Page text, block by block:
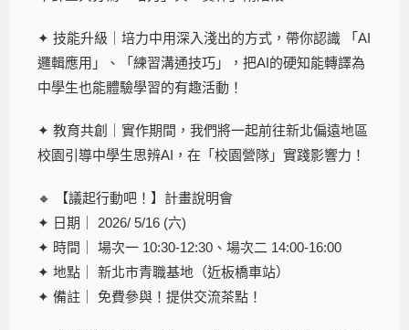
✦ 技能升級｜培力中用深入淺出的方式，帶你認識 「AI
邏輯應用」、「練習溝通技巧」，把AI的硬知能轉譯為
中學生也能體驗學習的有趣活動！
✦ 教育共創｜實作期間，我們將一起前往新北偏遠地區
校園引導中學生思辨AI，在「校園營隊」實踐影響力！
🔸 【議起行動吧！】計畫說明會
✦ 日期｜ 2026/ 5/16 (六)
✦ 時間｜ 場次一 10:30-12:30、場次二 14:00-16:00
✦ 地點｜ 新北市青職基地（近板橋車站）
✦ 備註｜ 免費參與！提供交流茶點！